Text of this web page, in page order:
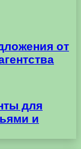
от
для
и